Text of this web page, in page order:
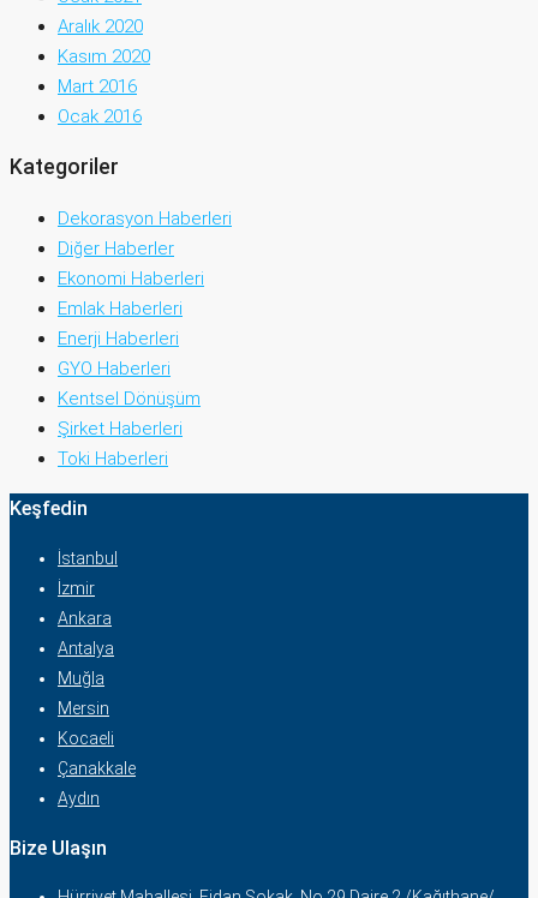
Aralık 2020
Kasım 2020
Mart 2016
Ocak 2016
Kategoriler
Dekorasyon Haberleri
Diğer Haberler
Ekonomi Haberleri
Emlak Haberleri
Enerji Haberleri
GYO Haberleri
Kentsel Dönüşüm
Şirket Haberleri
Toki Haberleri
Keşfedin
İstanbul
İzmir
Ankara
Antalya
Muğla
Mersin
Kocaeli
Çanakkale
Aydın
Bize Ulaşın